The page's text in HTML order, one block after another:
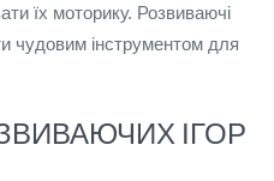
їх моторику. Розвиваючі
чудовим інструментом для
ІГОР